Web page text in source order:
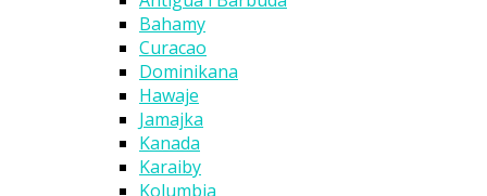
Bahamy
Curacao
Dominikana
Hawaje
Jamajka
Kanada
Karaiby
Kolumbia